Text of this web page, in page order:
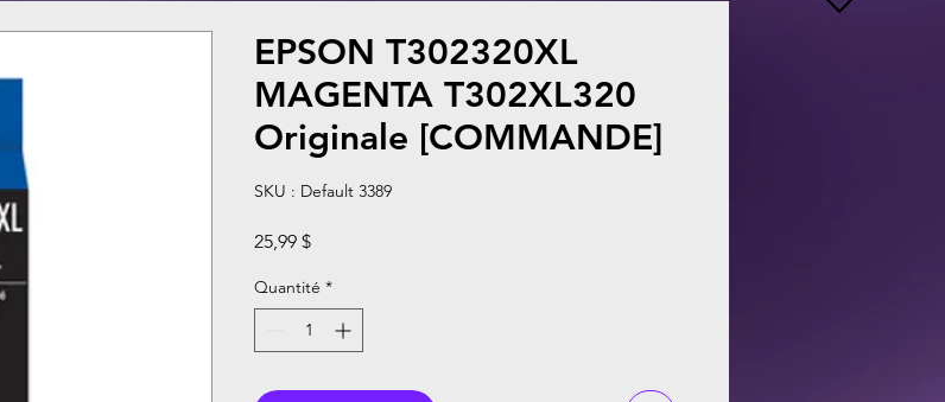
EPSON T302320XL
MAGENTA T302XL320
Originale [COMMANDE]
SKU : Default 3389
25,99 $Prix
Quantité *